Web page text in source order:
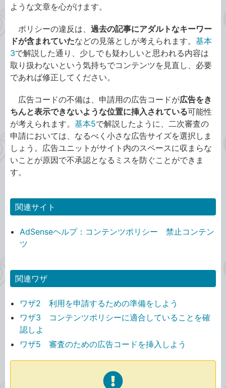
ような文章を心がけます。
ポリシーの違反は、 過去の記事にアダルトなキーワー
ドが含まれていたなどの見落としが考えられます。 基本
3で解説した通り、少しでも疑わしいと思われる内容は
取り扱わないという気持ちでコンテンツを見直し、必要
であれば修正してください。
広告コードの不備は、申請用の広告コードが広告をき
ちんと表示できないような位置に挿入されている可能性
が考えられます。 基本5で解説したように、二次審査の
申請においては、なるべく小さな広告サイズを選択しま
しょう。広告ユニットがサイト内のスペースに収まらな
いことが原因で不承認となるミスを防ぐことができま
す。
関連サイト
AdSenseヘルプ：コンテンツポリシー 禁止コンテン
ツ
関連ワザ
ワザ2 利用を申請するための準備をしよう
ワザ3 コンテンツポリシーに適合していることを確
認しよ
ワザ5 審査のための広告コードを挿入しよう